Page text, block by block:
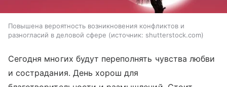
Повышена вероятность возникновения конфликтов и
разногласий в деловой сфере
источник: shutterstock.com
Сегодня многих будут переполнять чувства любви
и сострадания. День хорош для